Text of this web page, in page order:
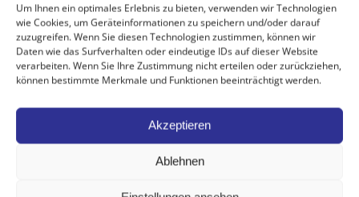
Um Ihnen ein optimales Erlebnis zu bieten, verwenden wir Technologien
wie Cookies, um Geräteinformationen zu speichern und/oder darauf
zuzugreifen. Wenn Sie diesen Technologien zustimmen, können wir
Daten wie das Surfverhalten oder eindeutige IDs auf dieser Website
verarbeiten. Wenn Sie Ihre Zustimmung nicht erteilen oder zurückziehen,
können bestimmte Merkmale und Funktionen beeinträchtigt werden.
Akzeptieren
Ablehnen
Eintrag teilen
Das könnte Dich auch interessieren